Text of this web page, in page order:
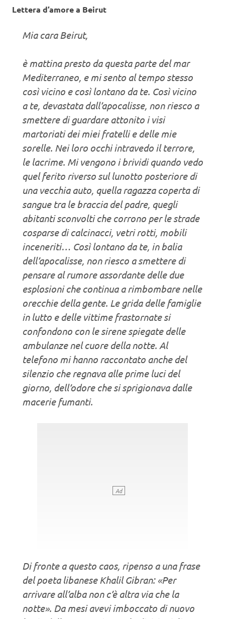
Lettera d’amore a Beirut
Mia cara Beirut,
è mattina presto da questa parte del mar
Mediterraneo, e mi sento al tempo stesso
così vicino e così lontano da te. Così vicino
a te, devastata dall’apocalisse, non riesco a
smettere di guardare attonito i visi
martoriati dei miei fratelli e delle mie
sorelle. Nei loro occhi intravedo il terrore,
le lacrime. Mi vengono i brividi quando vedo
quel ferito riverso sul lunotto posteriore di
una vecchia auto, quella ragazza coperta di
sangue tra le braccia del padre, quegli
abitanti sconvolti che corrono per le strade
cosparse di calcinacci, vetri rotti, mobili
inceneriti… Così lontano da te, in balia
dell’apocalisse, non riesco a smettere di
pensare al rumore assordante delle due
esplosioni che continua a rimbombare nelle
orecchie della gente. Le grida delle famiglie
in lutto e delle vittime frastornate si
confondono con le sirene spiegate delle
ambulanze nel cuore della notte. Al
telefono mi hanno raccontato anche del
silenzio che regnava alle prime luci del
giorno, dell’odore che si sprigionava dalle
macerie fumanti.
Di fronte a questo caos, ripenso a una frase
del poeta libanese Khalil Gibran: «Per
arrivare all’alba non c’è altra via che la
notte». Da mesi avevi imboccato di nuovo